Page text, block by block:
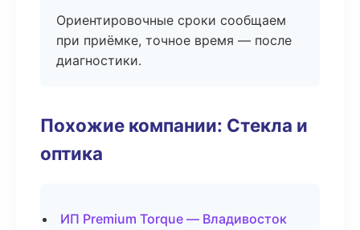
Ориентировочные сроки сообщаем
при приёмке, точное время — после
диагностики.
Похожие компании: Стекла и
оптика
ИП Premium Torque — Владивосток